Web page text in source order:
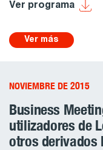
Ver programa
Ver más
NOVIEMBRE DE 2015
Business
utilizadores de
otros derivados